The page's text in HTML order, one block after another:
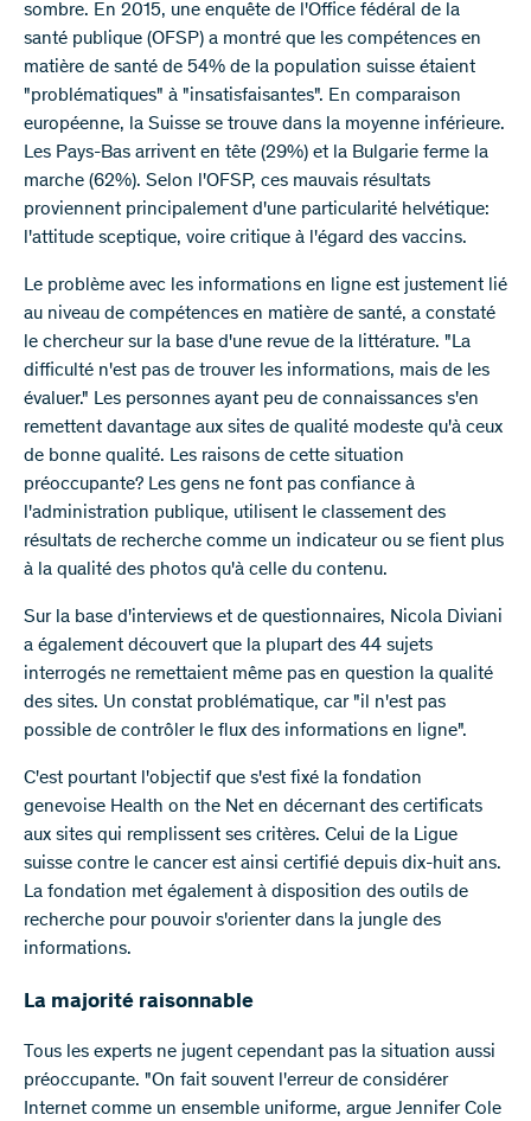
sombre. En 2015, une enquête de l'Office fédéral de la
santé publique (OFSP) a montré que les compétences en
matière de santé de 54% de la population suisse étaient
"problématiques" à "insatisfaisantes". En comparaison
européenne, la Suisse se trouve dans la moyenne inférieure.
Les Pays-Bas arrivent en tête (29%) et la Bulgarie ferme la
marche (62%). Selon l'OFSP, ces mauvais résultats
proviennent principalement d'une particularité helvétique:
l'attitude sceptique, voire critique à l'égard des vaccins.
Le problème avec les informations en ligne est justement lié
au niveau de compétences en matière de santé, a constaté
le chercheur sur la base d'une revue de la littérature. "La
difficulté n'est pas de trouver les informations, mais de les
évaluer." Les personnes ayant peu de connaissances s'en
remettent davantage aux sites de qualité modeste qu'à ceux
de bonne qualité. Les raisons de cette situation
préoccupante? Les gens ne font pas confiance à
l'administration publique, utilisent le classement des
résultats de recherche comme un indicateur ou se fient plus
à la qualité des photos qu'à celle du contenu.
Sur la base d'interviews et de questionnaires, Nicola Diviani
a également découvert que la plupart des 44 sujets
interrogés ne remettaient même pas en question la qualité
des sites. Un constat problématique, car "il n'est pas
possible de contrôler le flux des informations en ligne".
C'est pourtant l'objectif que s'est fixé la fondation
genevoise Health on the Net en décernant des certificats
aux sites qui remplissent ses critères. Celui de la Ligue
suisse contre le cancer est ainsi certifié depuis dix-huit ans.
La fondation met également à disposition des outils de
recherche pour pouvoir s'orienter dans la jungle des
informations.
La majorité raisonnable
Tous les experts ne jugent cependant pas la situation aussi
préoccupante. "On fait souvent l'erreur de considérer
Internet comme un ensemble uniforme, argue Jennifer Cole